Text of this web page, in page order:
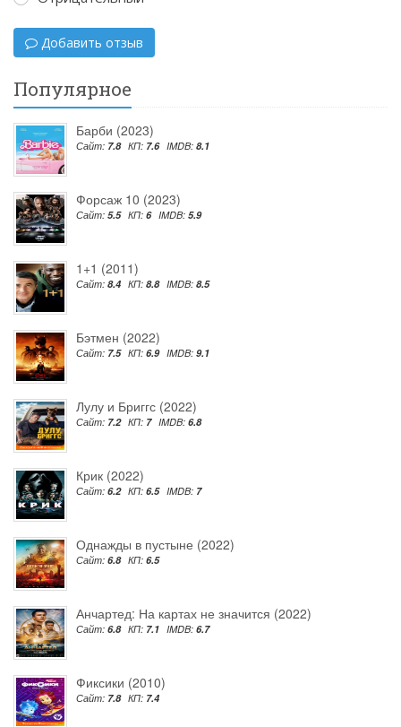
Добавить отзыв
Популярное
Барби (2023)
Сайт: 7.8 КП: 7.6 IMDB: 8.1
Форсаж 10 (2023)
Сайт: 5.5 КП: 6 IMDB: 5.9
1+1 (2011)
Сайт: 8.4 КП: 8.8 IMDB: 8.5
Бэтмен (2022)
Сайт: 7.5 КП: 6.9 IMDB: 9.1
Лулу и Бриггс (2022)
Сайт: 7.2 КП: 7 IMDB: 6.8
Крик (2022)
Сайт: 6.2 КП: 6.5 IMDB: 7
Однажды в пустыне (2022)
Сайт: 6.8 КП: 6.5
Анчартед: На картах не значится (2022)
Сайт: 6.8 КП: 7.1 IMDB: 6.7
Фиксики (2010)
Сайт: 7.8 КП: 7.4